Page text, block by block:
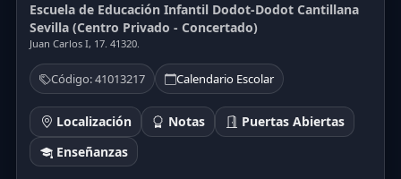
Escuela de Educación Infantil Dodot-Dodot Cantillana
Sevilla (Centro Privado - Concertado)
Juan Carlos I, 17. 41320.
Código: 41013217 Calendario Escolar
Localización Notas
Puertas Abiertas
Enseñanzas